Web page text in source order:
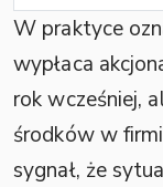
W praktyce
wypłaca
rok wcześniej,
środków w
sygnał, że